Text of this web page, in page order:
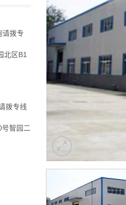
请拨专
北区B1
拨专线
智园二